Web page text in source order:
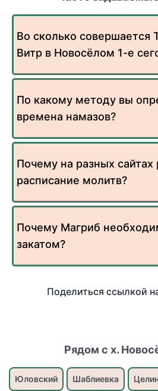
Во сколько совершается
Витр в Новосёлом 1-е
По какому методу вы
времена намазов?
Почему на разных сайтах
расписание молитв?
Почему Магриб
закатом?
Поделиться ссылкой
Рядом с х.
Юловский Шаблиевка